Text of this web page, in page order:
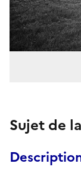
Sujet de